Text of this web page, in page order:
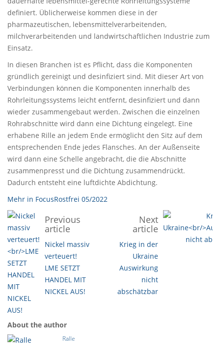
definiert. Üblicherweise kommen diese in der
pharmazeutischen, lebensmittelverarbeitenden,
milchverarbeitenden und landwirtschaftlichen Industrie zum
Einsatz.
In diesen Branchen ist es Pflicht, dass die Komponenten
gründlich gereinigt und desinfiziert sind. Mit dieser Art von
Verbindungen können die Komponenten innerhalb des
Rohrleitungssystems leicht entfernt, desinfiziert und dann
wieder zusammengebaut werden. Zwischen die einzelnen
Rohrabschnitte wird dann eine Dichtung eingelegt. Eine
erhabene Rille an jedem Ende ermöglicht den Sitz auf dem
entsprechenden Ende jedes Flansches. An der Außenseite
wird dann eine Schelle angebracht, die die Abschnitte
zusammenpresst und die Dichtung zusammendrückt.
Dadurch entsteht eine luftdichte Abdichtung.
Mehr in FocusRostfrei 05/2022
Previous
article
Nickel massiv
verteuert!
LME SETZT
HANDEL MIT
NICKEL AUS!
Next
article
Krieg in der
Ukraine
Auswirkung
nicht
abschätzbar
About the author
Ralle